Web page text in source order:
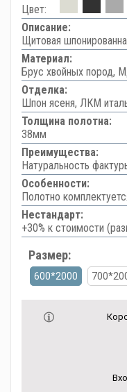
Цвет:
Описание:
Щитовая
Материал:
Брус хвойных пород,
Отделка:
Шпон ясеня, ЛКМ
Толщина полотна:
38мм
Преимущества:
Натуральность
Особенности:
Полотно
Нестандарт:
+30% к стоимости
Размер:
600*2000